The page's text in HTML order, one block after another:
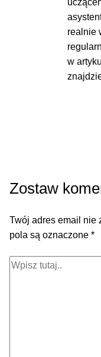
realnie
w
Zostaw
Twój adres email nie
pola są oznaczone*
Wpisz